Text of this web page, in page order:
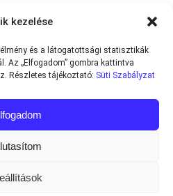
kezelése
és a látogatottsági statisztikák
Az „Elfogadom” gombra kattintva
Részletes tájékoztató: Süti Szabályzat
2026Teniszvilag.com